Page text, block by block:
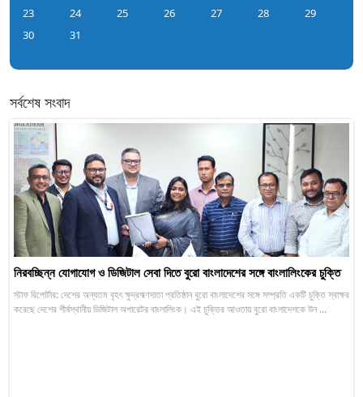
23
24 25 26 27 28
29
30
31
সর্বশেষ সংবাদ
নিরবচ্ছিন্ন যোগাযোগ ও ডিজিটাল সেবা দিতে বুরো বাংলাদেশের সঙ্গে বাংলালিংকের চুক্তি
স্টাফ রিপোর্টার: দেশের অন্যতম বৃহৎ ক্ষুদ্রঋণদাতা প্রতিষ্ঠান বুরো বাংলাদেশের সঙ্গে সম্প্রতি একটি চুক্তি স্বাক্ষর
করেছে দেশের শীর্ষস্থানীয় ডিজিটাল অপারেটর বাংলালিংক। এই চুক্তির আওতায় বুরো বাংলাদেশকে উন ...